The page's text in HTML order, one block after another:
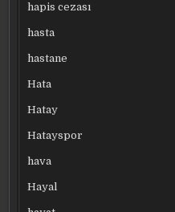
hapis cezası
hasta
hastane
Hata
Hatay
Hatayspor
hava
Hayal